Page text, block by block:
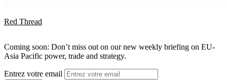
Red Thread
Coming soon: Don’t miss out on our new weekly briefing on EU-
Asia Pacific power, trade and strategy.
Entrez votre email